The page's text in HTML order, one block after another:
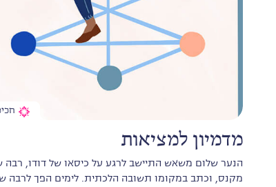
מדמיון למציאות
הנער שלום משאש התיישב לרגע על כיסאו של דודו, רבה
מקנס, וכתב במקומו תשובה הלכתית. לימים הפך לרבה